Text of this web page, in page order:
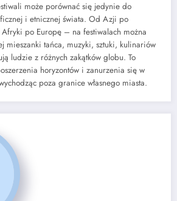
może porównać się jedynie do
i etnicznej świata. Od Azji po
po Europę – na festiwalach można
mieszanki tańca, muzyki, sztuki, kulinariów
ludzie z różnych zakątków globu. To
horyzontów i zanurzenia się w
poza granice własnego miasta.